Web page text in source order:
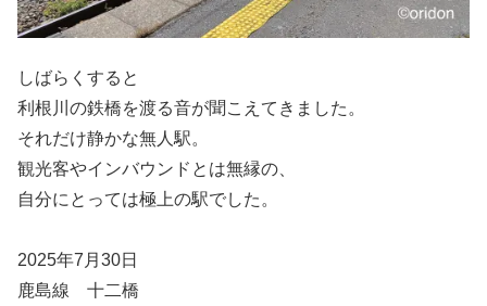
しばらくすると
利根川の鉄橋を渡る音が聞こえてきました。
それだけ静かな無人駅。
観光客やインバウンドとは無縁の、
自分にとっては極上の駅でした。
2025年7月30日
鹿島線 十二橋